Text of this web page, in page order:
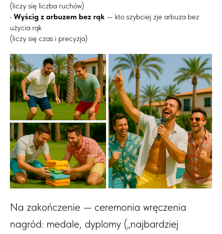
(liczy się liczba ruchów)
• Wyścig z arbuzem bez rąk — kto szybciej zje arbuza bez
użycia rąk
(liczy się czas i precyzja)
Na zakończenie — ceremonia wręczenia
nagród: medale, dyplomy („najbardziej